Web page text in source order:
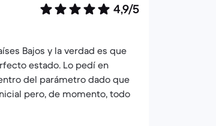
4,9/5
Bajos y la verdad es que
estado. Lo pedí en
del parámetro dado que
pero, de momento, todo